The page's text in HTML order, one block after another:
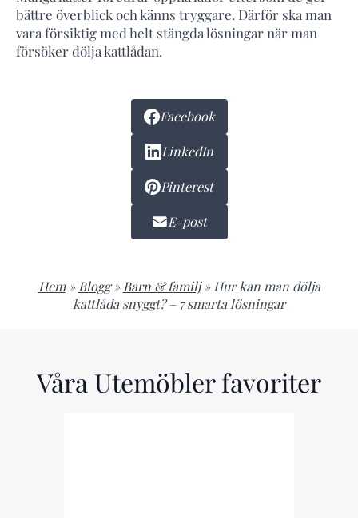
bättre överblick och känns tryggare. Därför ska man
vara försiktig med helt stängda lösningar när man
försöker dölja kattlådan.
Facebook
LinkedIn
Pinterest
E-post
Hem » Blogg » Barn & familj » Hur kan man dölja
kattlåda snyggt? – 7 smarta lösningar
Våra Utemöbler favoriter